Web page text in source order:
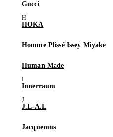
Gucci
HOKA
Homme Plissé Issey Miyake
Human Made
Innerraum
J.L-A.L
Jacquemus